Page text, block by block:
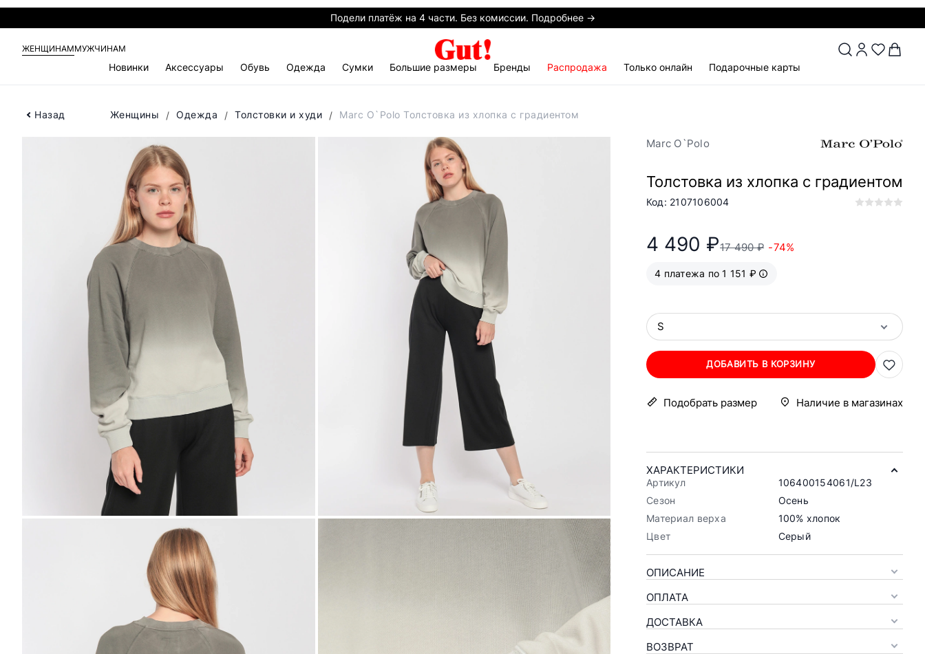
Подели платёж на 4 части. Без комиссии. Подробнее →
ЖЕНЩИНАММУЖЧИНАМ
Новинки Аксессуары Обувь Одежда Сумки Большие размеры Бренды Распродажа Только онлайн Подарочные карты
Назад Женщины Одежда Толстовки и худи Marc O`Polo Толстовка из хлопка с градиентом
Marc O`Polo
Толстовка из хлопка с градиентом
Код: 2107106004
4 490 ₽17 490 ₽ -74%
4 платежа по 1 151 ₽
S
ДОБАВИТЬ В КОРЗИНУ
Подобрать размер Наличие в магазинах
ХАРАКТЕРИСТИКИ
Артикул
106400154061/L23
Сезон
Осень
Материал верха
100% хлопок
Цвет
Серый
ОПИСАНИЕ
ОПЛАТА
ДОСТАВКА
ВОЗВРАТ